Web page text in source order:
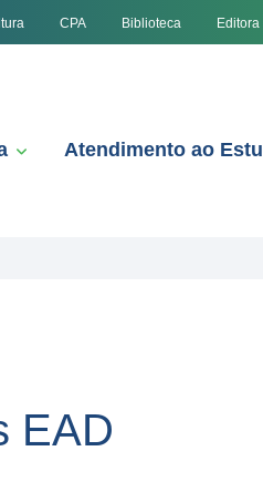
CPA Biblioteca Editora
Atendimento ao
EAD